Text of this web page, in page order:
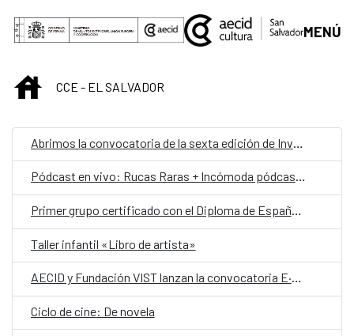
Saltar al contenido principal
MENÚ
INICIOCCE - EL SALVADOR
Pódcast en vivo: Rucas Raras + Incómoda pódcast + Hablemos de mujeres libres
Primer grupo certificado con el Diploma de Español como Lengua Extranjera del Instituto Cervantes en El Salvador
Taller infantil «Libro de artista»
AECID y Fundación VIST lanzan la convocatoria E·CO/26] Sobre el tiempo
Ciclo de cine: De novela